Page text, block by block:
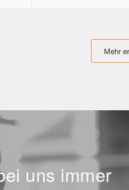
Mehr
uns immer